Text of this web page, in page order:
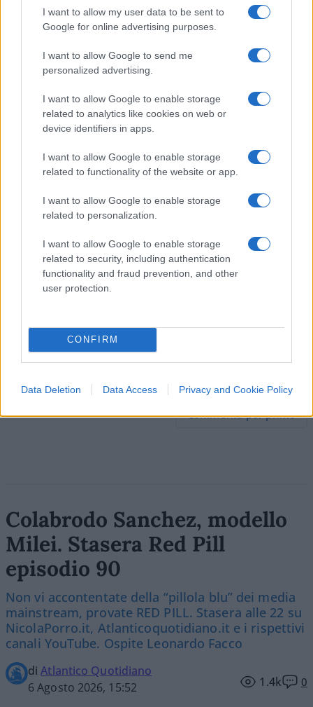
I want to allow my user data to be sent to
Google for online advertising purposes.
I want to allow Google to send me
personalized advertising.
I want to allow Google to enable storage
related to analytics like cookies on web or
device identifiers in apps.
I want to allow Google to enable storage
related to functionality of the website or app.
I want to allow Google to enable storage
related to personalization.
I want to allow Google to enable storage
related to security, including authentication
functionality and fraud prevention, and other
user protection.
CONFIRM
Data Deletion Data Access Privacy and Cookie Policy
vedrebbe venir meno la fiducia riposta da un
pezzo di elettorato nel “governo del cambiamento”
. In entrambi i casi la Lega ne uscirà rafforzata, sia
in vista delle elezioni europee e sia in termini
Imprevedibili saranno gli esiti di tale
consolidamento sui rapporti interni alla
Salvini riuscirà fino a maggio a mantenere questa
forza? Chissà, l’unica certezza è che tra l’incudine
(il giudizio del corpo elettorale) e il martello
(l’iniziativa della magistratura) si trovi un partito
politico, il Movimento 5 Stelle, reso strumento
d’attacco – o di difesa- a sua insaputa.
#COSTITUZIONE #GIUSTIZIA
#MATTEO SALVINI
#MOVIMENTO 5 STELLE
#PARLAMENTO
Commenta per primo
Colabrodo Sanchez, modello
Milei. Stasera Red Pill
episodio 90
Non vi accontentate della “pillola blu” dei media
mainstream, provate RED PILL. Stasera alle 22 su
NicolaPorro.it, Atlanticoquotidiano.it e i rispettivi
canali YouTube. Ospite Leonardo Facco
diAtlantico Quotidiano
6 Agosto 2026, 15:52
1.4k 0